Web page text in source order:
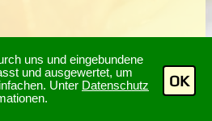
uns und eingebundene
und ausgewertet, um
Unter Datenschutz
OK